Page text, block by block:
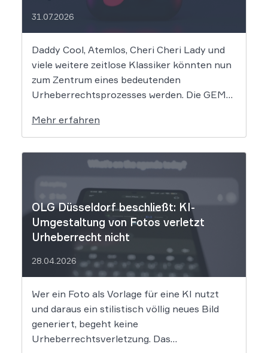
31.07.2026
Daddy Cool, Atemlos, Cheri Cheri Lady und
viele weitere zeitlose Klassiker könnten nun
zum Zentrum eines bedeutenden
Urheberrechtsprozesses werden. Die GEMA
will die Rechte ihrer Mitglieder verteidigen.
Dem Unternehmen hinter der populären KI-
Musik-App werden massive
Urheberrechtsverletzungen vorgeworfen.
Mehr erfahren
OLG Düsseldorf beschließt: KI-
Umgestaltung von Fotos verletzt
Urheberrecht nicht
28.04.2026
Wer ein Foto als Vorlage für eine KI nutzt
und daraus ein stilistisch völlig neues Bild
generiert, begeht keine
Urheberrechtsverletzung. Das